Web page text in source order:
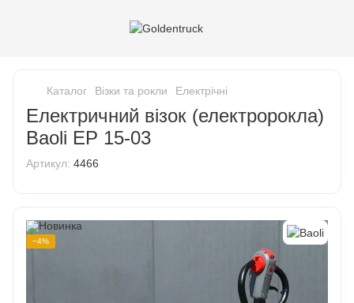
Каталог Візки та рокли Електрічні
Електричний візок (електророкла)
Baoli EP 15-03
Артикул: 4466
−4%